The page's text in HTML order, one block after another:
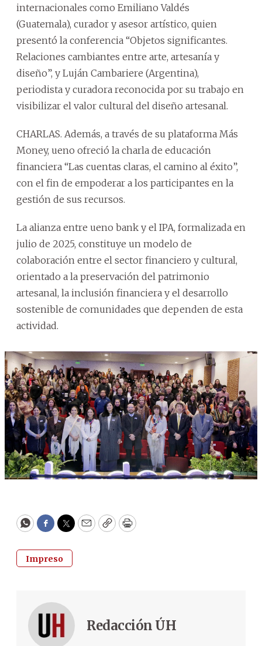
internacionales como Emiliano Valdés
(Guatemala), curador y asesor artístico, quien
presentó la conferencia “Objetos significantes.
Relaciones cambiantes entre arte, artesanía y
diseño”, y Luján Cambariere (Argentina),
periodista y curadora reconocida por su trabajo en
visibilizar el valor cultural del diseño artesanal.
CHARLAS. Además, a través de su plataforma Más
Money, ueno ofreció la charla de educación
financiera “Las cuentas claras, el camino al éxito”,
con el fin de empoderar a los participantes en la
gestión de sus recursos.
La alianza entre ueno bank y el IPA, formalizada en
julio de 2025, constituye un modelo de
colaboración entre el sector financiero y cultural,
orientado a la preservación del patrimonio
artesanal, la inclusión financiera y el desarrollo
sostenible de comunidades que dependen de esta
actividad.
WhatsApp
Facebook
Twitter
EmailCopyPrint
Impreso
Redacción ÚH